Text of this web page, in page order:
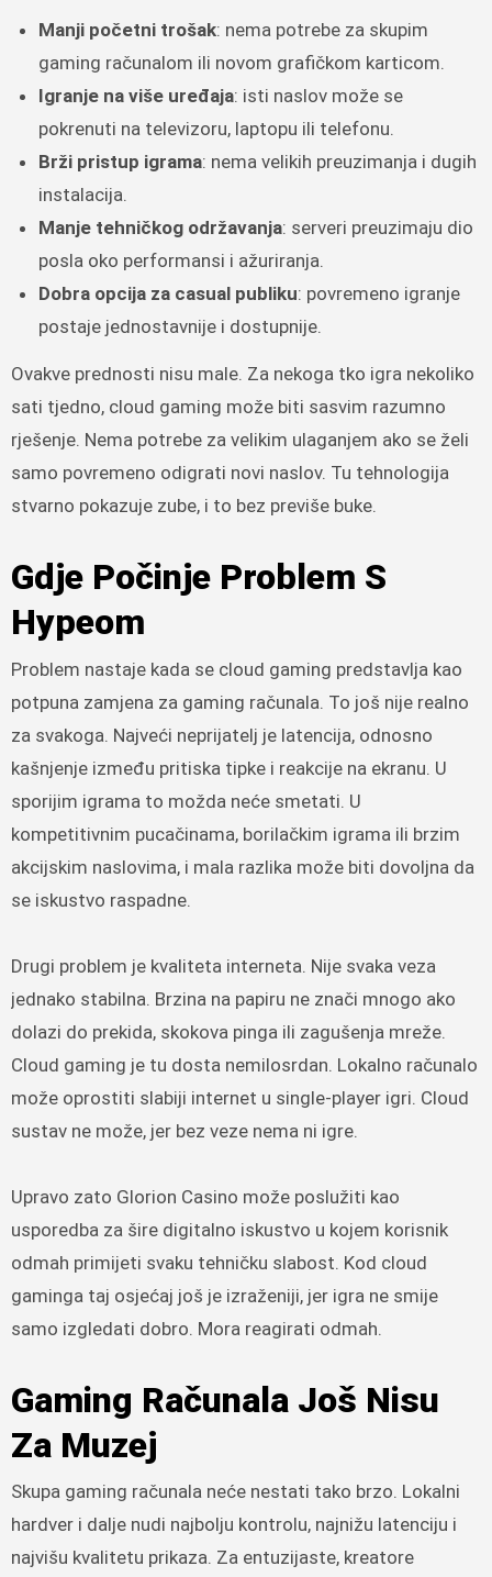
Manji početni trošak: nema potrebe za skupim
gaming računalom ili novom grafičkom karticom.
Igranje na više uređaja: isti naslov može se
pokrenuti na televizoru, laptopu ili telefonu.
Brži pristup igrama: nema velikih preuzimanja i dugih
instalacija.
Manje tehničkog održavanja: serveri preuzimaju dio
posla oko performansi i ažuriranja.
Dobra opcija za casual publiku: povremeno igranje
postaje jednostavnije i dostupnije.
Ovakve prednosti nisu male. Za nekoga tko igra nekoliko
sati tjedno, cloud gaming može biti sasvim razumno
rješenje. Nema potrebe za velikim ulaganjem ako se želi
samo povremeno odigrati novi naslov. Tu tehnologija
stvarno pokazuje zube, i to bez previše buke.
Gdje Počinje Problem S
Hypeom
Problem nastaje kada se cloud gaming predstavlja kao
potpuna zamjena za gaming računala. To još nije realno
za svakoga. Najveći neprijatelj je latencija, odnosno
kašnjenje između pritiska tipke i reakcije na ekranu. U
sporijim igrama to možda neće smetati. U
kompetitivnim pucačinama, borilačkim igrama ili brzim
akcijskim naslovima, i mala razlika može biti dovoljna da
se iskustvo raspadne.
Drugi problem je kvaliteta interneta. Nije svaka veza
jednako stabilna. Brzina na papiru ne znači mnogo ako
dolazi do prekida, skokova pinga ili zagušenja mreže.
Cloud gaming je tu dosta nemilosrdan. Lokalno računalo
može oprostiti slabiji internet u single-player igri. Cloud
sustav ne može, jer bez veze nema ni igre.
Upravo zato Glorion Casino može poslužiti kao
usporedba za šire digitalno iskustvo u kojem korisnik
odmah primijeti svaku tehničku slabost. Kod cloud
gaminga taj osjećaj još je izraženiji, jer igra ne smije
samo izgledati dobro. Mora reagirati odmah.
Gaming Računala Još Nisu
Za Muzej
Skupa gaming računala neće nestati tako brzo. Lokalni
hardver i dalje nudi najbolju kontrolu, najnižu latenciju i
najvišu kvalitetu prikaza. Za entuzijaste, kreatore